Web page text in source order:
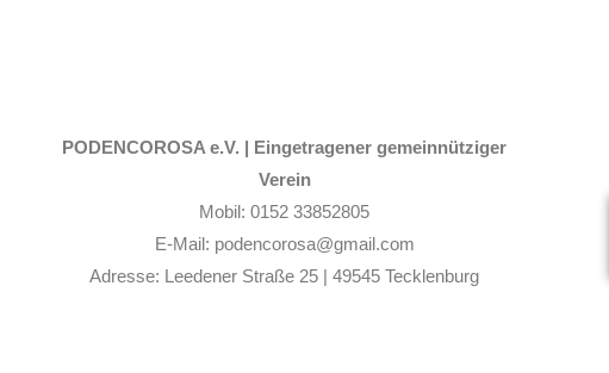
PODENCOROSA e.V. | Eingetragener gemeinnütziger
Verein
Mobil: 0152 33852805
E-Mail: podencorosa@gmail.com
Adresse: Leedener Straße 25 | 49545 Tecklenburg